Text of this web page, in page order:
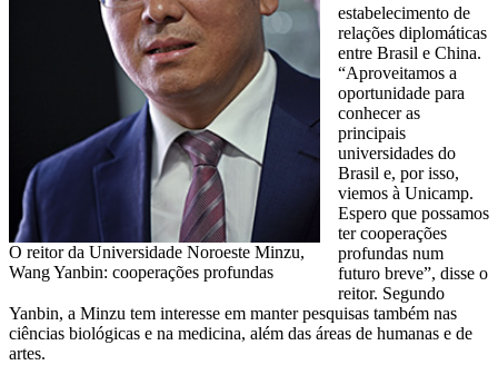
O reitor da Universidade Noroeste Minzu,
Wang Yanbin: cooperações profundas
estabelecimento de
relações diplomáticas
entre Brasil e China.
“Aproveitamos a
oportunidade para
conhecer as
principais
universidades do
Brasil e, por isso,
viemos à Unicamp.
Espero que possamos
ter cooperações
profundas num
futuro breve”, disse o
reitor. Segundo
Yanbin, a Minzu tem interesse em manter pesquisas também nas
ciências biológicas e na medicina, além das áreas de humanas e de
artes.